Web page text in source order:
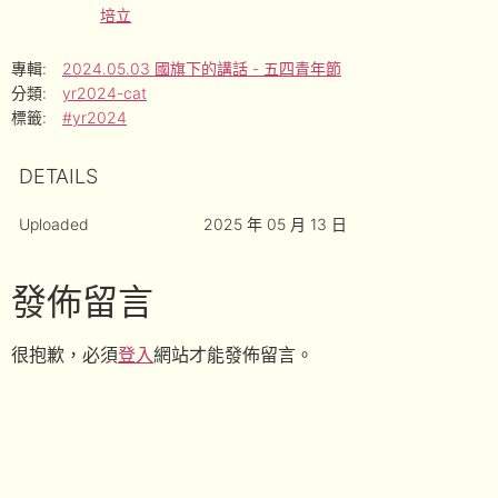
培立
專輯:
2024.05.03 國旗下的講話 - 五四青年節
分類:
yr2024-cat
標籤:
#yr2024
DETAILS
Uploaded 2025 年 05 月 13 日
發佈留言
很抱歉，必須登入網站才能發佈留言。